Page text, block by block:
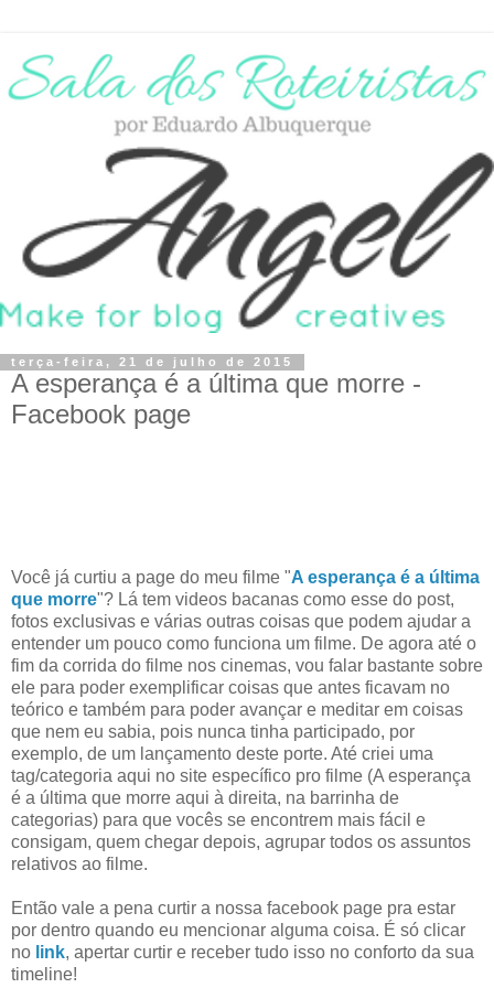
terça-feira, 21 de julho de 2015
A esperança é a última que morre -
Facebook page
Você já curtiu a page do meu filme "A esperança é a última
que morre"? Lá tem videos bacanas como esse do post,
fotos exclusivas e várias outras coisas que podem ajudar a
entender um pouco como funciona um filme. De agora até o
fim da corrida do filme nos cinemas, vou falar bastante sobre
ele para poder exemplificar coisas que antes ficavam no
teórico e também para poder avançar e meditar em coisas
que nem eu sabia, pois nunca tinha participado, por
exemplo, de um lançamento deste porte. Até criei uma
tag/categoria aqui no site específico pro filme (A esperança
é a última que morre aqui à direita, na barrinha de
categorias) para que vocês se encontrem mais fácil e
consigam, quem chegar depois, agrupar todos os assuntos
relativos ao filme.
Então vale a pena curtir a nossa facebook page pra estar
por dentro quando eu mencionar alguma coisa. É só clicar
no link, apertar curtir e receber tudo isso no conforto da sua
timeline!